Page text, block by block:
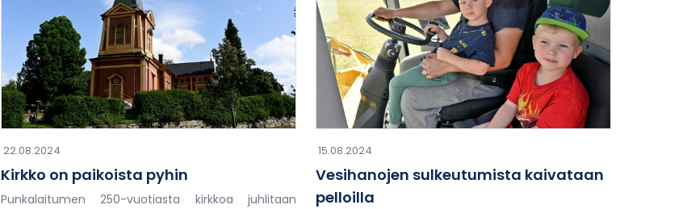
22.08.2024
Kirkko on paikoista pyhin
Punkalaitumen 250-vuotiasta kirkkoa juhlitaan
15.08.2024
Vesihanojen sulkeutumista kaivataan
pelloilla